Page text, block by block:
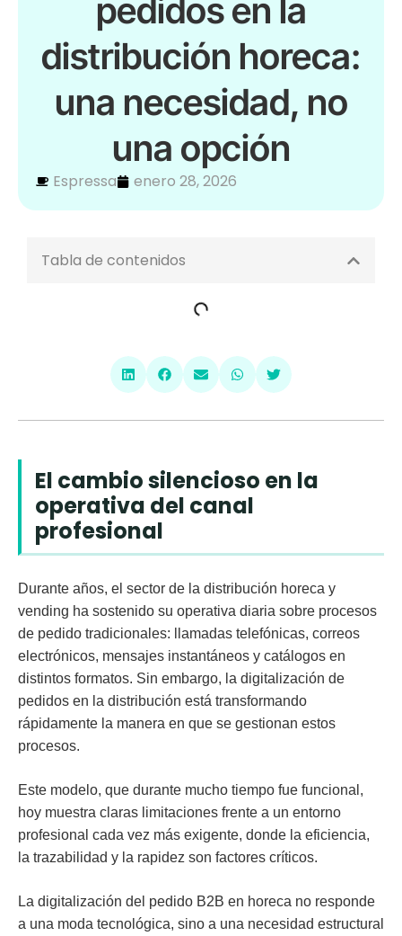
pedidos en la
distribución horeca:
una necesidad, no
una opción
Espressa enero 28, 2026
Tabla de contenidos
El cambio silencioso en la
operativa del canal
profesional
Durante años, el sector de la distribución horeca y
vending ha sostenido su operativa diaria sobre procesos
de pedido tradicionales: llamadas telefónicas, correos
electrónicos, mensajes instantáneos y catálogos en
distintos formatos. Sin embargo, la digitalización de
pedidos en la distribución está transformando
rápidamente la manera en que se gestionan estos
procesos.
Este modelo, que durante mucho tiempo fue funcional,
hoy muestra claras limitaciones frente a un entorno
profesional cada vez más exigente, donde la eficiencia,
la trazabilidad y la rapidez son factores críticos.
La digitalización del pedido B2B en horeca no responde
a una moda tecnológica, sino a una necesidad estructural